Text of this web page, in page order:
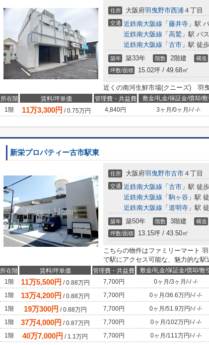
住所 大阪府羽曳野市西浦 ４丁目
交通 近鉄南大阪線 「 藤井寺 」駅
近鉄南大阪線 「 高鷲 」駅 バ
近鉄南大阪線 「 古市 」駅 徒
築年 築33年 階数 2階建 構造
坪数/面積 15.02坪 / 49.68㎡
近くの南河生鮮市場(クニーズ) 羽
所在階 賃料/坪単価 管理費・共益費 敷金/礼金/保証金/償却/敷
1階
11万3,300円 /0.75万円 4,840円 3ヶ月 /0ヶ月 /-/-/-
新栄プロパティー古市駅東
住所 大阪府羽曳野市古市 ４丁目
交通 近鉄南大阪線 「 古市 」駅 徒
近鉄南大阪線 「駒ヶ谷 」駅
近鉄南大阪線 「 道明寺 」駅
築年 築50年 階数 3階建 構造
坪数/面積 13.15坪 / 43.50㎡
こちらの物件はファミリーマート
で駅にアクセス可能な、魅力的な駅
所在階 賃料/坪単価 管理費・共益費 敷金/礼金/保証金/償却/敷引
1階
11万5,500円 /0.88万円 7,700円 0ヶ月 /3ヶ月 /-/-/-
1階
13万4,200円 /0.88万円 7,700円 0ヶ月 /36.6万円/-/-/-
1階
19万300円 /0.88万円 7,700円 0ヶ月 /51.9万円/-/-/-
1階
37万4,000円 /0.87万円 7,700円 0ヶ月 /102万円/-/-/-
1階
40万7,000円 / 1.1万円 7,700円 0ヶ月 /111万円/-/-/-